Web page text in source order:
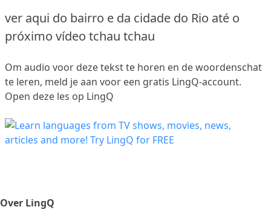
ver aqui do bairro e da cidade do Rio até o
próximo vídeo tchau tchau
Om audio voor deze tekst te horen en de woordenschat
te leren, meld je aan voor een gratis LingQ-account.
Open deze les op LingQ
Over LingQ